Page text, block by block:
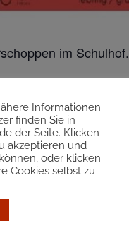
im Schulhof.
Informationen
finden Sie in
der Seite. Klicken
akzeptieren und
oder klicken
Cookies selbst zu